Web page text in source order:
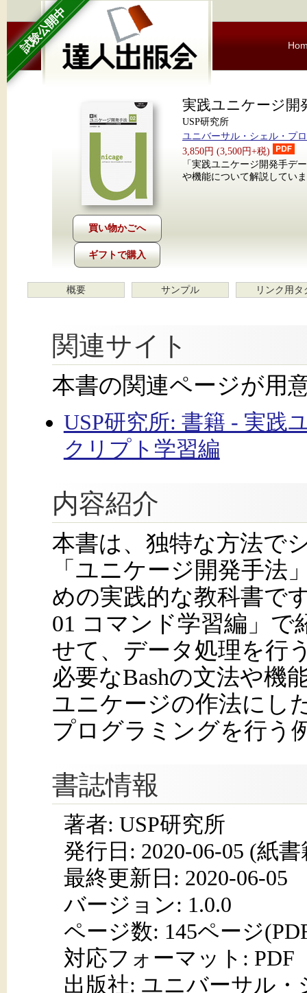
試験公開中
ギフトで購入
実践ユニケージ開
USP研究所
ユニバーサル・シェル・プ
3,850円 (3,500円+税)
「実践ユニケージ開発手デ
や機能について解説してい
概要 サンプル リンク用タ
関連サイト
本書の関連ページが用
USP研究所: 書籍 - 実践
クリプト学習編
内容紹介
本書は、独特な方法で
「ユニケージ開発手法
めの実践的な教科書で
01 コマンド学習編」
せて、データ処理を行
必要なBashの文法や機
ユニケージの作法にし
プログラミングを行う
書誌情報
著者: USP研究所
発行日: 2020-06-05 (紙書
最終更新日: 2020-06-05
バージョン: 1.0.0
ページ数: 145ページ
対応フォーマット: PDF
出版社: ユニバーサル